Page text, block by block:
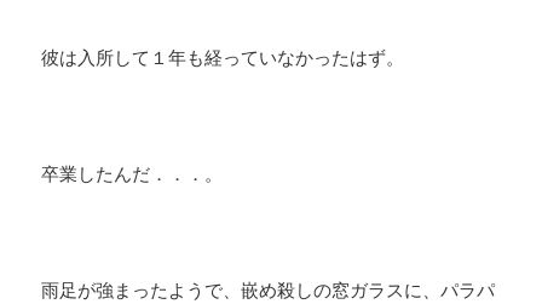
彼は入所して１年も経っていなかったはず。
卒業したんだ．．．。
雨足が強まったようで、嵌め殺しの窓ガラスに、パラパ